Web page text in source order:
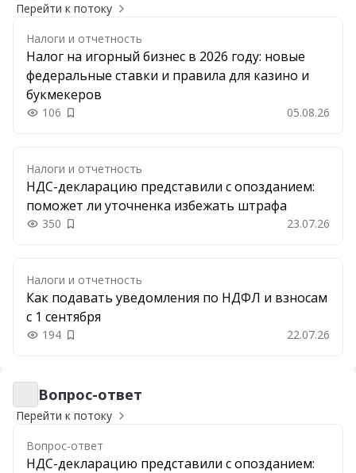
Перейти к потоку
Налоги и отчетность
Налог на игорный бизнес в 2026 году: новые
федеральные ставки и правила для казино и
букмекеров
106 Добавить в закладки 05.08.26
Налоги и отчетность
НДС-декларацию представили с опозданием:
поможет ли уточненка избежать штрафа
350 Добавить в закладки 23.07.26
Налоги и отчетность
Как подавать уведомления по НДФЛ и взносам
с 1 сентября
194 Добавить в закладки 22.07.26
Вопрос-ответ
Вопрос-ответ
Перейти к потоку
Вопрос-ответ
НДС-декларацию представили с опозданием: